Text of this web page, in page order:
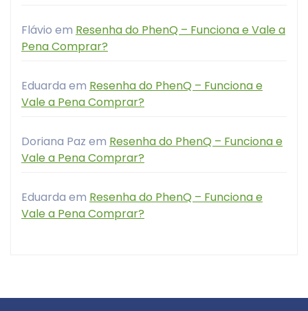
Flávio em Resenha do PhenQ – Funciona e Vale a
Pena Comprar?
Eduarda em Resenha do PhenQ – Funciona e
Vale a Pena Comprar?
Doriana Paz em Resenha do PhenQ – Funciona e
Vale a Pena Comprar?
Eduarda em Resenha do PhenQ – Funciona e
Vale a Pena Comprar?